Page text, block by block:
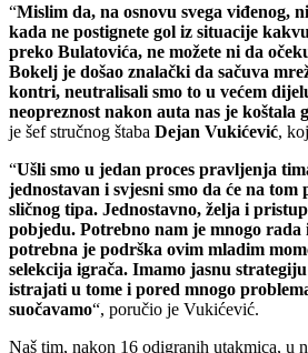
“Mislim da, na osnovu svega viđenog,
kada ne postignete gol iz situacije
preko Bulatovića, ne možete ni da
Bokelj je došao znalački da sačuva
kontri, neutralisali smo to u većem
neopreznost nakon auta nas je koštala
je šef stručnog štaba Dejan Vukićević,
“Ušli smo u jedan proces pravljenja
jednostavan i svjesni smo da će na tom
sličnog tipa. Jednostavno, želja i
pobjedu. Potrebno nam je mnogo
potrebna je podrška ovim mladim
selekcija igrača. Imamo jasnu
istrajati u tome i pored mnogo
suočavamo“, poručio je Vukićević.
Naš tim, nakon 16 odigranih utakmica, u